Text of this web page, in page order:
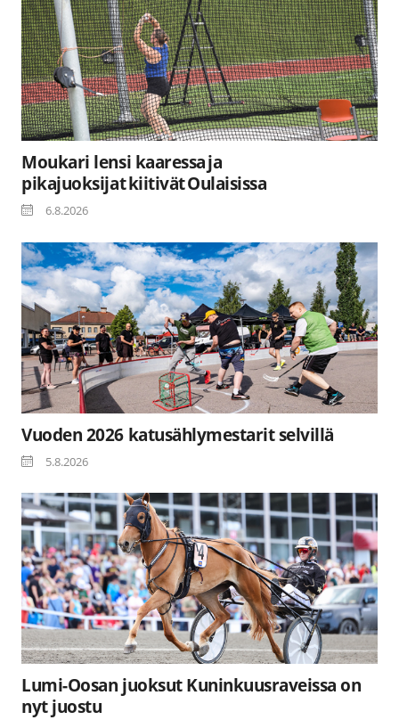
Moukari lensi kaaressa ja
pikajuoksijat kiitivät Oulaisissa
6.8.2026
Vuoden 2026 katusählymestarit selvillä
5.8.2026
Lumi-Oosan juoksut Kuninkuusraveissa on
nyt juostu